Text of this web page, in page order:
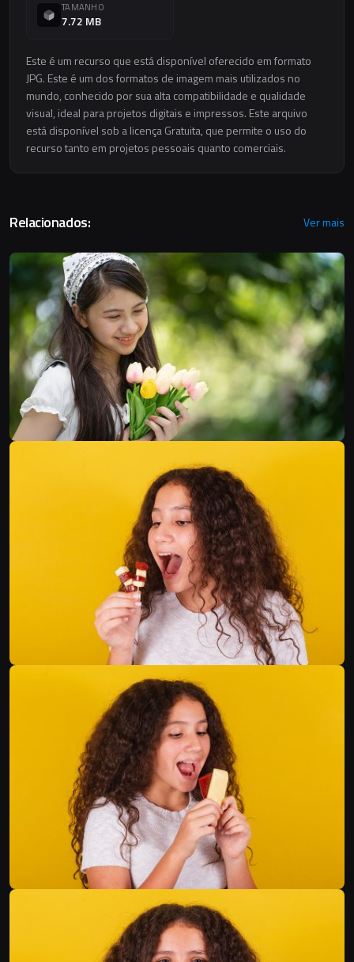
TAMANHO
7.72 MB
Este é um recurso que está disponível oferecido em formato
JPG. Este é um dos formatos de imagem mais utilizados no
mundo, conhecido por sua alta compatibilidade e qualidade
visual, ideal para projetos digitais e impressos. Este arquivo
está disponível sob a licença Gratuita, que permite o uso do
recurso tanto em projetos pessoais quanto comerciais.
Relacionados: Ver mais